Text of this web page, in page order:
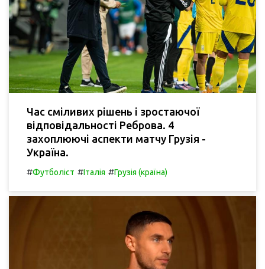
Час сміливих рішень і зростаючої
відповідальності Реброва. 4
захоплюючі аспекти матчу Грузія -
Україна.
#Футболіст #Італія #Грузія (країна)